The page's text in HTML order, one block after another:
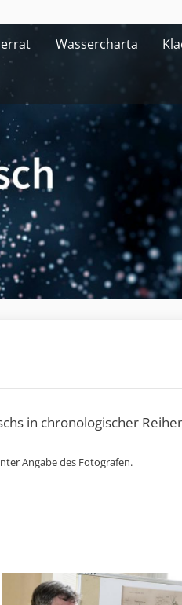
Wassercharta
in chronologischer
Angabe des Fotografen.